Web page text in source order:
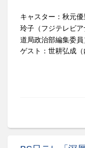
キャスター ： 秋元
玲子（フジテレビ
道局政治部編集委員
ゲスト：世耕弘成（